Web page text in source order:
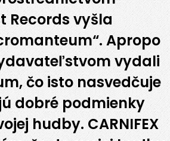
Records vyšla
Apropo
vydali
čo isto nasvedčuje
dobré podmienky
hudby. CARNIFEX